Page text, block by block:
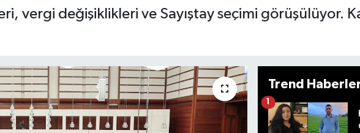
vergi değişiklikleri ve Sayıştay seçimi görüşülüyor.
Trend
1